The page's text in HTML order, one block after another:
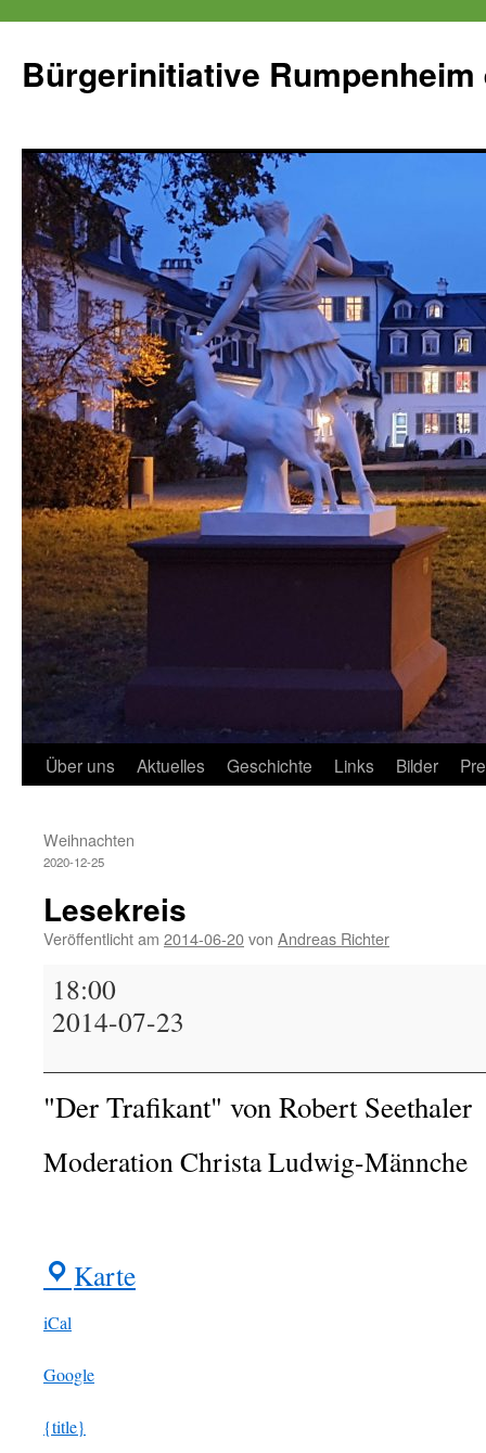
springen
Bürgerinitiative Rumpenheim
Über uns Aktuelles Geschichte Links Bilder
Weihnachten
2020-12-25
Lesekreis
Veröffentlicht am 2014-06-20von Andreas Richter
Lesekreis
18:00
2014-07-23
"Der Trafikant" von Robert Seethaler
Moderation Christa Ludwig-Männche
Karte
Treff
iCal
Google
{title}